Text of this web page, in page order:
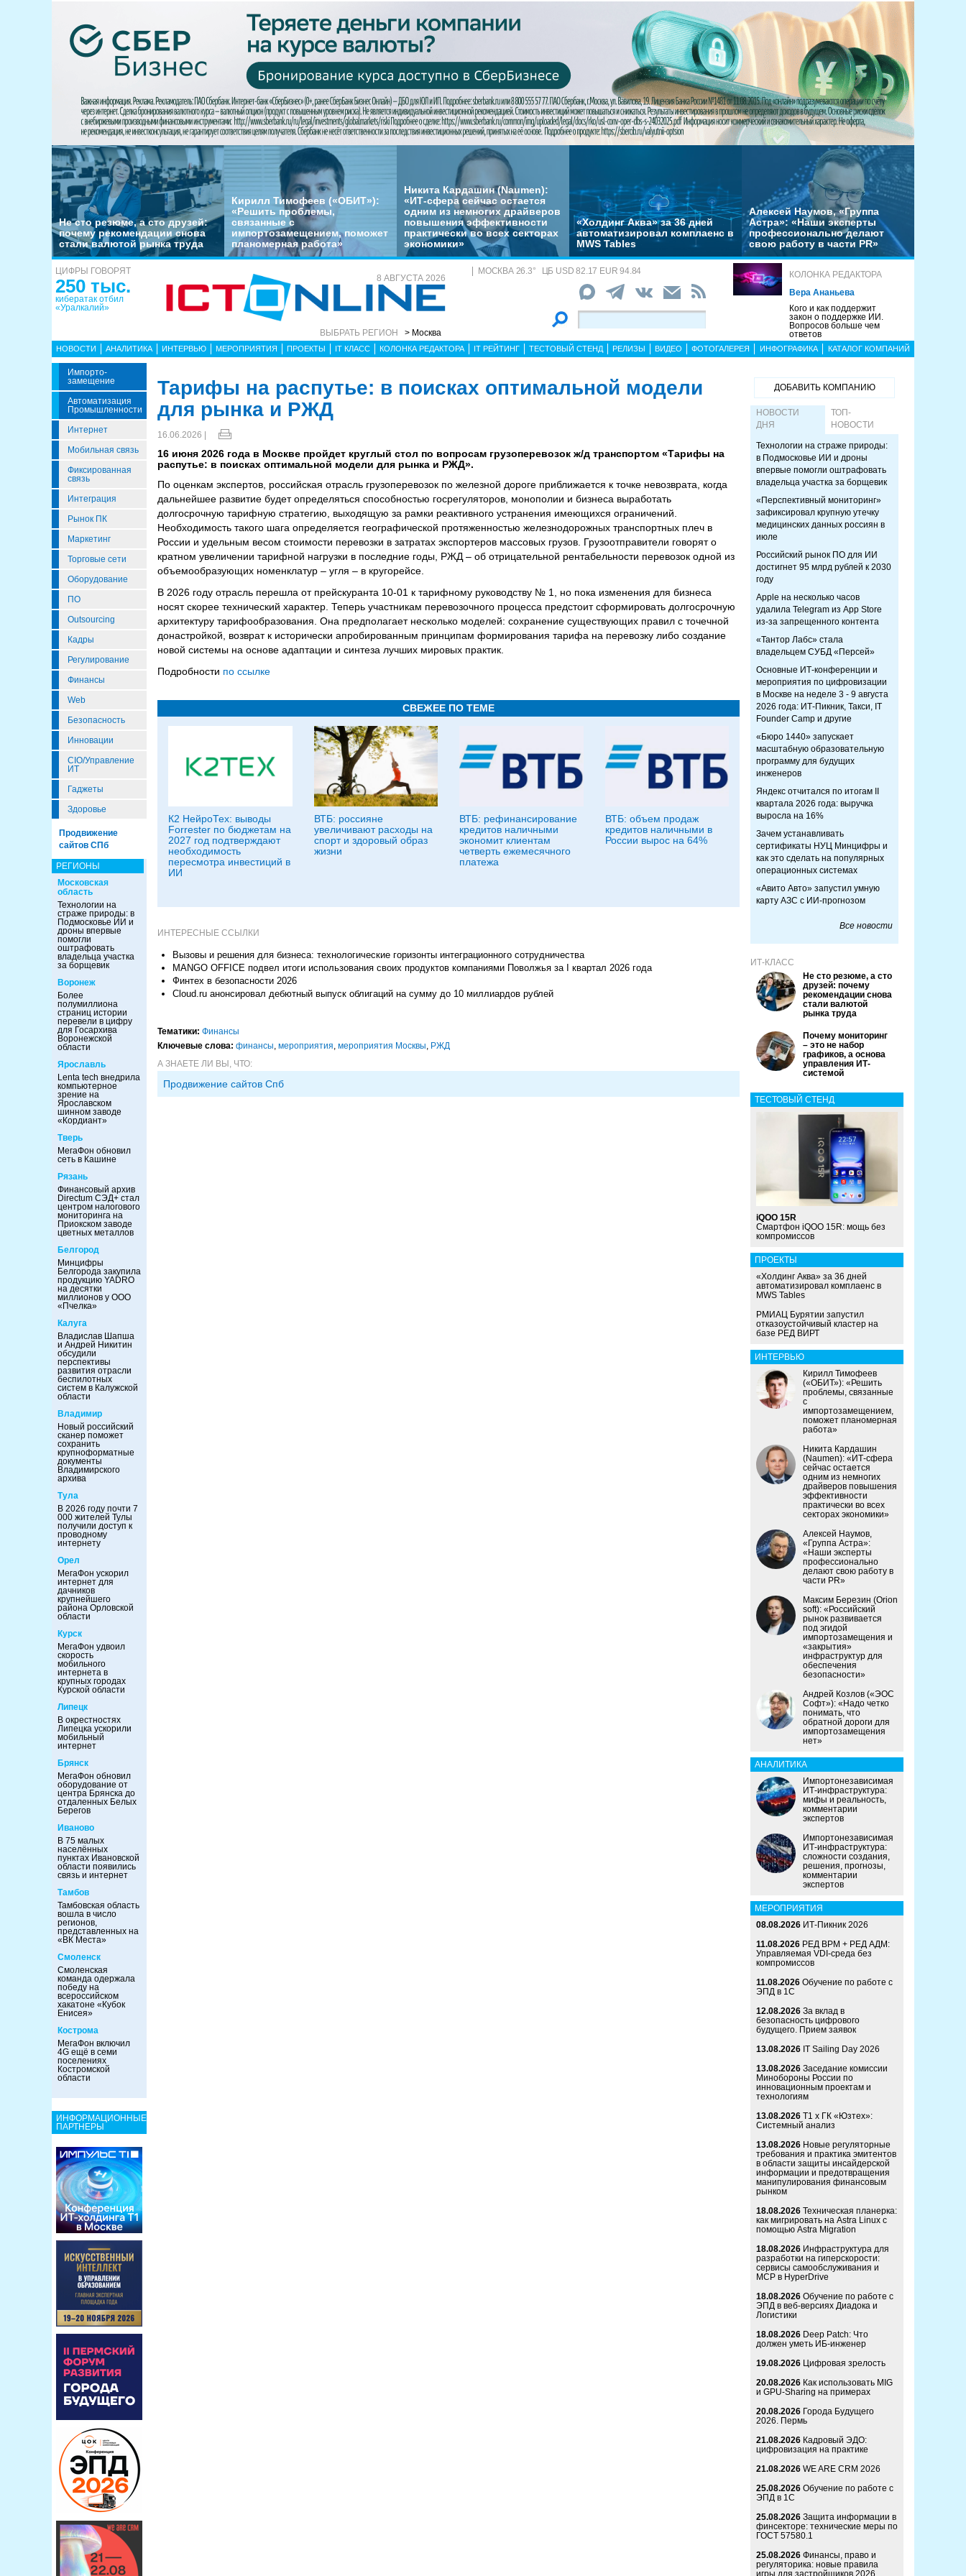
Не сто резюме, а сто друзей:
почему рекомендации снова
стали валютой рынка труда
Кирилл Тимофеев («ОБИТ»):
«Решить проблемы,
связанные с
импортозамещением, поможет
планомерная работа»
Никита Кардашин (Naumen):
«ИТ-сфера сейчас остается
одним из немногих драйверов
повышения эффективности
практически во всех секторах
экономики»
«Холдинг Аква» за 36 дней
автоматизировал комплаенс в
MWS Tables
Алексей Наумов, «Группа
Астра»: «Наши эксперты
профессионально делают
свою работу в части PR»
ЦИФРЫ ГОВОРЯТ
250 тыс.
кибератак отбил
«Уралкалий»
8 АВГУСТА 2026
ВЫБРАТЬ РЕГИОН > Москва
МОСКВА 26.3° ЦБ USD 82.17 EUR 94.84
КОЛОНКА РЕДАКТОРА
Вера Ананьева
Кого и как поддержит
закон о поддержке ИИ.
Вопросов больше чем
ответов
НОВОСТИ АНАЛИТИКА ИНТЕРВЬЮ МЕРОПРИЯТИЯ ПРОЕКТЫ IT КЛАСС КОЛОНКА РЕДАКТОРА IT РЕЙТИНГ ТЕСТОВЫЙ СТЕНД РЕЛИЗЫ ВИДЕО ФОТОГАЛЕРЕЯ ИНФОГРАФИКА КАТАЛОГ КОМПАНИЙ
Импорто­
Замещение
Автоматизация
Промышленности
Интернет
Мобильная связь
Фиксированная
связь
Интеграция
Рынок ПК
Маркетинг
Торговые сети
Оборудование
ПО
Outsourcing
Кадры
Регулирование
Финансы
Web
Безопасность
Инновации
CIO/Управление
ИТ
Гаджеты
Здоровье
Продвижение
сайтов СПб
РЕГИОНЫ
Московская
область
Технологии на
страже природы: в
Подмосковье ИИ и
дроны впервые
помогли
оштрафовать
владельца участка
за борщевик
Воронеж
Более
полумиллиона
страниц истории
перевели в цифру
для Госархива
Воронежской
области
Ярославль
Lenta tech внедрила
компьютерное
зрение на
Ярославском
шинном заводе
«Кордиант»
Тверь
МегаФон обновил
сеть в Кашине
Рязань
Финансовый архив
Directum СЭД+ стал
центром налогового
мониторинга на
Приокском заводе
цветных металлов
Белгород
Минцифры
Белгорода закупила
продукцию YADRO
на десятки
миллионов у ООО
«Пчелка»
Калуга
Владислав Шапша
и Андрей Никитин
обсудили
перспективы
развития отрасли
беспилотных
систем в Калужской
области
Владимир
Новый российский
сканер поможет
сохранить
крупноформатные
документы
Владимирского
архива
Тула
В 2026 году почти 7
000 жителей Тулы
получили доступ к
проводному
интернету
Орел
МегаФон ускорил
интернет для
дачников
крупнейшего
района Орловской
области
Курск
МегаФон удвоил
скорость
мобильного
интернета в
крупных городах
Курской области
Липецк
В окрестностях
Липецка ускорили
мобильный
интернет
Брянск
МегаФон обновил
оборудование от
центра Брянска до
отдаленных Белых
Берегов
Иваново
В 75 малых
населённых
пунктах Ивановской
области появились
связь и интернет
Тамбов
Тамбовская область
вошла в число
регионов,
представленных на
«ВК Места»
Смоленск
Смоленская
команда одержала
победу на
всероссийском
хакатоне «Кубок
Енисея»
Кострома
МегаФон включил
4G ещё в семи
поселениях
Костромской
области
ИНФОРМАЦИОННЫЕ
ПАРТНЕРЫ
Тарифы на распутье: в поисках оптимальной модели
для рынка и РЖД
16.06.2026 |
16 июня 2026 года в Москве пройдет круглый стол по вопросам грузоперевозок ж/д транспортом «Тарифы на
распутье: в поисках оптимальной модели для рынка и РЖД».
По оценкам экспертов, российская отрасль грузоперевозок по железной дороге приближается к точке невозврата, когда
дальнейшее развитие будет определяться способностью госрегуляторов, монополии и бизнеса выработать
долгосрочную тарифную стратегию, выходящую за рамки реактивного устранения имеющихся ограничений.
Необходимость такого шага определяется географической протяженностью железнодорожных транспортных плеч в
России и удельным весом стоимости перевозки в затратах экспортеров массовых грузов. Грузоотправители говорят о
кратном увеличении тарифной нагрузки в последние годы, РЖД – об отрицательной рентабельности перевозок одной из
объемообразующих номенклатур – угля – в кругорейсе.
В 2026 году отрасль перешла от прейскуранта 10-01 к тарифному руководству № 1, но пока изменения для бизнеса
носят скорее технический характер. Теперь участникам перевозочного процесса предстоит сформировать долгосрочную
архитектуру тарифообразования. Она предполагает несколько моделей: сохранение существующих правил с точечной
донастройкой, возврат к исторически апробированным принципам формирования тарифа на перевозку либо создание
новой системы на основе адаптации и синтеза лучших мировых практик.
Подробности по ссылке
СВЕЖЕЕ ПО ТЕМЕ
К2 НейроТех: выводы
Forrester по бюджетам на
2027 год подтверждают
необходимость
пересмотра инвестиций в
ИИ
ВТБ: россияне
увеличивают расходы на
спорт и здоровый образ
жизни
ВТБ: рефинансирование
кредитов наличными
экономит клиентам
четверть ежемесячного
платежа
ВТБ: объем продаж
кредитов наличными в
России вырос на 64%
ИНТЕРЕСНЫЕ ССЫЛКИ
Вызовы и решения для бизнеса: технологические горизонты интеграционного сотрудничества
MANGO OFFICE подвел итоги использования своих продуктов компаниями Поволжья за I квартал 2026 года
Финтех в безопасности 2026
Cloud.ru анонсировал дебютный выпуск облигаций на сумму до 10 миллиардов рублей
Тематики: Финансы
Ключевые слова: финансы, мероприятия, мероприятия Москвы, РЖД
А ЗНАЕТЕ ЛИ ВЫ, ЧТО:
Продвижение сайтов Спб
ДОБАВИТЬ КОМПАНИЮ
НОВОСТИ
ДНЯ
ТОП-
НОВОСТИ
Технологии на страже природы:
в Подмосковье ИИ и дроны
впервые помогли оштрафовать
владельца участка за борщевик
«Перспективный мониторинг»
зафиксировал крупную утечку
медицинских данных россиян в
июле
Российский рынок ПО для ИИ
достигнет 95 млрд рублей к 2030
году
Apple на несколько часов
удалила Telegram из App Store
из-за запрещенного контента
«Тантор Лабс» стала
владельцем СУБД «Персей»
Основные ИТ-конференции и
мероприятия по цифровизации
в Москве на неделе 3 - 9 августа
2026 года: ИТ-Пикник, Такси, IT
Founder Camp и другие
«Бюро 1440» запускает
масштабную образовательную
программу для будущих
инженеров
Яндекс отчитался по итогам II
квартала 2026 года: выручка
выросла на 16%
Зачем устанавливать
сертификаты НУЦ Минцифры и
как это сделать на популярных
операционных системах
«Авито Авто» запустил умную
карту АЗС с ИИ-прогнозом
Все новости
ИТ-КЛАСС
Не сто резюме, а сто
друзей: почему
рекомендации снова
стали валютой
рынка труда
Почему мониторинг
– это не набор
графиков, а основа
управления ИТ-
системой
ТЕСТОВЫЙ СТЕНД
iQOO 15R
Смартфон iQOO 15R: мощь без
компромиссов
ПРОЕКТЫ
«Холдинг Аква» за 36 дней
автоматизировал комплаенс в
MWS Tables
РМИАЦ Бурятии запустил
отказоустойчивый кластер на
базе РЕД ВИРТ
ИНТЕРВЬЮ
Кирилл Тимофеев
(«ОБИТ»): «Решить
проблемы, связанные
с
импортозамещением,
поможет планомерная
работа»
Никита Кардашин
(Naumen): «ИТ-сфера
сейчас остается
одним из немногих
драйверов повышения
эффективности
практически во всех
секторах экономики»
Алексей Наумов,
«Группа Астра»:
«Наши эксперты
профессионально
делают свою работу в
части PR»
Максим Березин (Orion
soft): «Российский
рынок развивается
под эгидой
импортозамещения и
«закрытия»
инфраструктур для
обеспечения
безопасности»
Андрей Козлов («ЭОС
Софт»): «Надо четко
понимать, что
обратной дороги для
импортозамещения
нет»
АНАЛИТИКА
Импортонезависимая
ИТ-инфраструктура:
мифы и реальность,
комментарии
экспертов
Импортонезависимая
ИТ-инфраструктура:
сложности создания,
решения, прогнозы,
комментарии
экспертов
МЕРОПРИЯТИЯ
08.08.2026 ИТ-Пикник 2026
11.08.2026 РЕД ВРМ + РЕД АДМ:
Управляемая VDI-среда без
компромиссов
11.08.2026 Обучение по работе с
ЭПД в 1С
12.08.2026 За вклад в
безопасность цифрового
будущего. Прием заявок
13.08.2026 IT Sailing Day 2026
13.08.2026 Заседание комиссии
Минобороны России по
инновационным проектам и
технологиям
13.08.2026 Т1 x ГК «Юзтех»:
Системный анализ
13.08.2026 Новые регуляторные
требования и практика эмитентов
в области защиты инсайдерской
информации и предотвращения
манипулирования финансовым
рынком
18.08.2026 Техническая планерка:
как мигрировать на Astra Linux с
помощью Astra Migration
18.08.2026 Инфраструктура для
разработки на гиперскорости:
сервисы самообслуживания и
MCP в HyperDrive
18.08.2026 Обучение по работе с
ЭПД в веб-версиях Диадока и
Логистики
18.08.2026 Deep Patch: Что
должен уметь ИБ-инженер
19.08.2026 Цифровая зрелость
20.08.2026 Как использовать MIG
и GPU-Sharing на примерах
20.08.2026 Города Будущего
2026. Пермь
21.08.2026 Кадровый ЭДО:
цифровизация на практике
21.08.2026 WE ARE CRM 2026
25.08.2026 Обучение по работе с
ЭПД в 1С
25.08.2026 Защита информации в
финсекторе: технические меры по
ГОСТ 57580.1
25.08.2026 Финансы, право и
регуляторика: новые правила